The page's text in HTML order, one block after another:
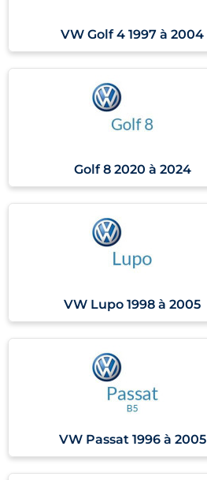
VW Golf 4 1997 à 2004
Golf 8 2020 à 2024
VW Lupo 1998 à 2005
VW Passat 1996 à 2005